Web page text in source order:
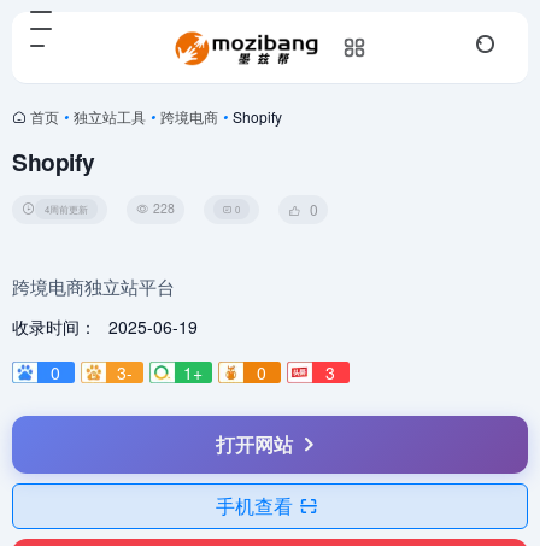
首页 • 独立站工具 • 跨境电商 • Shopify
Shopify
4周前更新 228 0 0
跨境电商独立站平台
收录时间：
2025-06-19
0
3- 1+ 0 3
打开网站
手机查看